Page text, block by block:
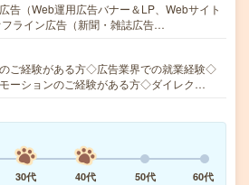
告（Web運用広告バナー＆LP、Webサイト
ライン広告（新聞・雑誌広告…
ご経験がある方◇広告業界での就業経験◇
ーションのご経験がある方◇ダイレク…
30代 40代 50代
60代